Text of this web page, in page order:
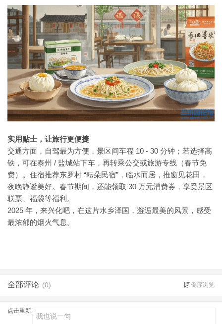
实用贴士，让旅行更便捷
交通方面，自驾最为方便，景区间车程 10 - 30 分钟；若选择高
铁，可在泰州 / 盐城站下车，再转乘公交或旅游专线（春节免
费）。住宿推荐东罗村 “耘朵民宿”，临水而居，推窗见花田，
夜晚静谧美好。春节期间，还能领取 30 万元消费券，享受景区
联票、福袋等福利。
2025 年，来兴化吧，在这片水乡泽国，邂逅最美的风景，感受
最浓郁的烟火气息。
全部评论 (0) 倒序浏览
点击重新加载